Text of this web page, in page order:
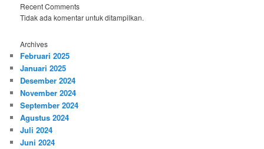
Recent Comments
Tidak ada komentar untuk ditampilkan.
Archives
Februari 2025
Januari 2025
Desember 2024
November 2024
September 2024
Agustus 2024
Juli 2024
Juni 2024